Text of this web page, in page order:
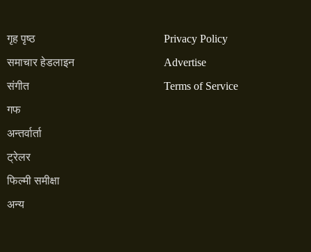
गृह पृष्ठ
समाचार हेडलाइन
संगीत
गफ
अन्तर्वार्ता
ट्रेलर
फिल्मी समीक्षा
अन्य
Privacy Policy
Advertise
Terms of Service